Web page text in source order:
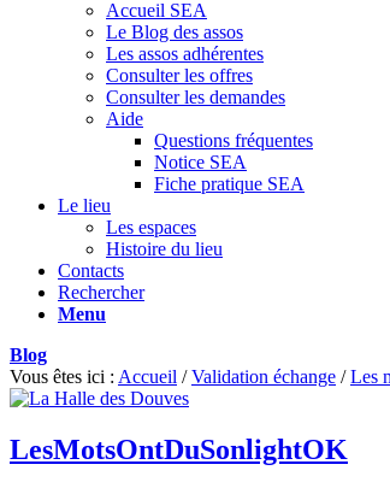
Accueil SEA
Le Blog des assos
Les assos adhérentes
Consulter les offres
Consulter les demandes
Aide
Questions fréquentes
Notice SEA
Fiche pratique SEA
Le lieu
Les espaces
Histoire du lieu
Contacts
Rechercher
Menu
Blog
Vous êtes ici : Accueil / Validation échange / Les
LesMotsOntDuSonlightOK